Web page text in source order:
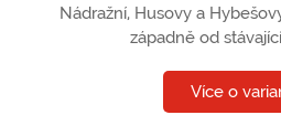
Nádražní, Husovy a
západně od
Více o